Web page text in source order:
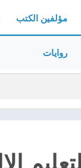
مؤلفين الكتب
روايات